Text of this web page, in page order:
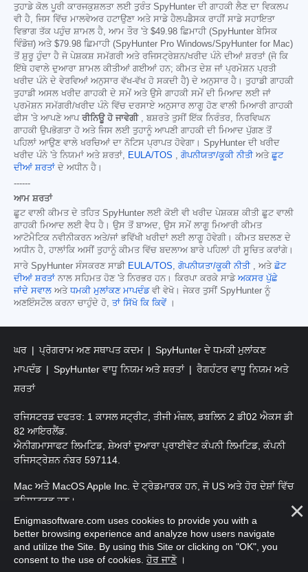
ਤੁਹਾਡੇ ਕੋਲ ਪੂਰੀ ਕਾਰਜਕੁਸ਼ਲਤਾ ਲਈ ਤੁਰੰਤ SpyHunter ਦੀ ਗਾਹਕੀ ਲੈਣ ਦਾ ਵਿਕਲਪ
ਵੀ ਹੈ, ਜਿਸ ਵਿੱਚ ਮਾਲਵੇਅਰ ਹਟਾਉਣਾ ਅਤੇ ਸਾਡੇ ਹੈਲਪਡੈਸਕ ਰਾਹੀਂ ਸਾਡੇ ਸਹਾਇਤਾ
ਵਿਭਾਗ ਤੱਕ ਪਹੁੰਚ ਸ਼ਾਮਲ ਹੈ, ਆਮ ਤੌਰ 'ਤੇ $49.98 ਛਿਮਾਹੀ (SpyHunter ਬੇਸਿਕ
ਵਿੰਡੋਜ਼) ਅਤੇ $79.98 ਛਿਮਾਹੀ (SpyHunter Pro Windows/SpyHunter for Mac)
ਤੋਂ ਸ਼ੁਰੂ ਹੁੰਦਾ ਹੈ ਜੋ ਪੇਸ਼ਕਸ਼ ਸਮੱਗਰੀ ਅਤੇ ਰਜਿਸਟ੍ਰੇਸ਼ਨ/ਖਰੀਦ ਪੰਨੇ ਦੀਆਂ ਸ਼ਰਤਾਂ (ਜੋ ਕਿ
ਇੱਥੇ ਹਵਾਲੇ ਦੁਆਰਾ ਸ਼ਾਮਲ ਕੀਤੀਆਂ ਗਈਆਂ ਹਨ; ਕੀਮਤ ਦੇਸ਼ ਜਾਂ ਪ੍ਰਮੋਸ਼ਨ ਪ੍ਰਤੀ
ਖਰੀਦ ਪੰਨੇ ਦੇ ਵੇਰਵਿਆਂ ਅਨੁਸਾਰ ਵੱਖ-ਵੱਖ ਹੋ ਸਕਦੀ ਹੈ) ਦੇ ਅਨੁਸਾਰ ਹੈ। ਤੁਹਾਡੀ ਗਾਹਕੀ
ਤੁਹਾਡੀ ਅਸਲ ਖਰੀਦ ਗਾਹਕੀ ਦੇ ਸਮੇਂ ਅਤੇ ਉਸੇ ਗਾਹਕੀ ਸਮੇਂ ਦੀ ਮਿਆਦ ਲਈ ਜਾਂ
ਪ੍ਰਮੋਸ਼ਨ ਸਮੱਗਰੀ/ਖਰੀਦ ਪੰਨੇ ਵਿੱਚ ਦਰਸਾਏ ਅਨੁਸਾਰ ਲਾਗੂ ਹੋਣ ਵਾਲੀ ਮਿਆਰੀ ਗਾਹਕੀ
ਫੀਸ 'ਤੇ ਆਪਣੇ ਆਪ ਰੀਨਿਊ ਹੋ ਜਾਵੇਗੀ, ਬਸ਼ਰਤੇ ਤੁਸੀਂ ਇੱਕ ਨਿਰੰਤਰ, ਨਿਰਵਿਘਨ
ਗਾਹਕੀ ਉਪਭੋਗਤਾ ਹੋ ਅਤੇ ਜਿਸ ਲਈ ਤੁਹਾਨੂੰ ਆਪਣੀ ਗਾਹਕੀ ਦੀ ਮਿਆਦ ਪੁੱਗਣ ਤੋਂ
ਪਹਿਲਾਂ ਆਉਣ ਵਾਲੇ ਖਰਚਿਆਂ ਦਾ ਨੋਟਿਸ ਪ੍ਰਾਪਤ ਹੋਵੇਗਾ। SpyHunter ਦੀ ਖਰੀਦ
ਖਰੀਦ ਪੰਨੇ 'ਤੇ ਨਿਯਮਾਂ ਅਤੇ ਸ਼ਰਤਾਂ, EULA/TOS , ਗੋਪਨੀਯਤਾ/ਕੂਕੀ ਨੀਤੀ ਅਤੇ ਛੂਟ
ਦੀਆਂ ਸ਼ਰਤਾਂ ਦੇ ਅਧੀਨ ਹੈ।
------
ਆਮ ਸ਼ਰਤਾਂ
ਛੂਟ ਵਾਲੀ ਕੀਮਤ ਦੇ ਤਹਿਤ SpyHunter ਲਈ ਕੋਈ ਵੀ ਖਰੀਦ ਪੇਸ਼ਕਸ਼ ਕੀਤੀ ਛੂਟ ਵਾਲੀ
ਗਾਹਕੀ ਮਿਆਦ ਲਈ ਵੈਧ ਹੈ। ਉਸ ਤੋਂ ਬਾਅਦ, ਉਸ ਸਮੇਂ ਲਾਗੂ ਮਿਆਰੀ ਕੀਮਤ
ਆਟੋਮੈਟਿਕ ਨਵੀਨੀਕਰਨ ਅਤੇ/ਜਾਂ ਭਵਿੱਖੀ ਖਰੀਦਾਂ ਲਈ ਲਾਗੂ ਹੋਵੇਗੀ। ਕੀਮਤ ਬਦਲਣ ਦੇ
ਅਧੀਨ ਹੈ, ਹਾਲਾਂਕਿ ਅਸੀਂ ਤੁਹਾਨੂੰ ਕੀਮਤ ਵਿੱਚ ਬਦਲਾਅ ਬਾਰੇ ਪਹਿਲਾਂ ਹੀ ਸੂਚਿਤ ਕਰਾਂਗੇ।
ਸਾਰੇ SpyHunter ਸੰਸਕਰਣ ਸਾਡੀ EULA/TOS, ਗੋਪਨੀਯਤਾ/ਕੂਕੀ ਨੀਤੀ , ਅਤੇ ਛੋਟ
ਦੀਆਂ ਸ਼ਰਤਾਂ ਨਾਲ ਸਹਿਮਤ ਹੋਣ 'ਤੇ ਨਿਰਭਰ ਹਨ। ਕਿਰਪਾ ਕਰਕੇ ਸਾਡੇ ਅਕਸਰ ਪੁੱਛੇ
ਜਾਂਦੇ ਸਵਾਲ ਅਤੇ ਧਮਕੀ ਮੁਲਾਂਕਣ ਮਾਪਦੰਡਵੀ ਵੇਖੋ। ਜੇਕਰ ਤੁਸੀਂ SpyHunter ਨੂੰ
ਅਣਇੰਸਟੌਲ ਕਰਨਾ ਚਾਹੁੰਦੇ ਹੋ, ਤਾਂ ਸਿੱਖੋ ਕਿ ਕਿਵੇਂ।
ਘਰ ਪ੍ਰੋਗਰਾਮ ਅਣ ਸਥਾਪਤ ਕਦਮ
SpyHunter ਦੇ ਧਮਕੀ ਮੁਲਾਂਕਣ
ਮਾਪਦੰਡ
SpyHunter ਵਾਧੂ ਨਿਯਮ ਅਤੇ ਸ਼ਰਤਾਂ
ਰੈਗਹੰਟਰ ਵਾਧੂ ਨਿਯਮ ਅਤੇ
ਸ਼ਰਤਾਂ
ਰਜਿਸਟਰਡ ਦਫਤਰ: 1 ਕਾਸਲ ਸਟ੍ਰੀਟ, ਤੀਜੀ ਮੰਜ਼ਲ, ਡਬਲਿਨ 2 ਡੀ02 ਐਕਸ ਡੀ
82 ਆਇਰਲੈਂਡ.
ਐਨੀਗਮਾਸਾਫਟ ਲਿਮਟਿਡ, ਸ਼ੇਅਰਾਂ ਦੁਆਰਾ ਪ੍ਰਾਈਵੇਟ ਕੰਪਨੀ ਲਿਮਟਿਡ, ਕੰਪਨੀ
ਰਜਿਸਟ੍ਰੇਸ਼ਨ ਨੰਬਰ 597114.
Mac ਅਤੇ MacOS Apple Inc. ਦੇ ਟ੍ਰੇਡਮਾਰਕ ਹਨ, ਜੋ US ਅਤੇ ਹੋਰ ਦੇਸ਼ਾਂ ਵਿੱਚ
ਰਜਿਸਟਰਡ ਹਨ।
ਕਾਪੀਰਾਈਟ 2016-2026. ਐਨੀਗਮਾਸੋਫਟ ਲਿਮਟਿਡ ਸਾਰੇ ਹੱਕ ਰਾਖਵੇਂ ਹਨ.
Enigmasoftware.com uses cookies to provide you with a
better browsing experience and analyze how users navigate
and utilize the Site. By using this Site or clicking on "OK", you
consent to the use of cookies.ਹੋਰ ਜਾਣੋ।